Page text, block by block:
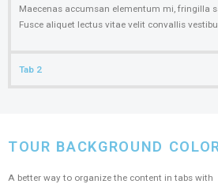
Maecenas accumsan elementum mi, fringilla
Fusce aliquet lectus vitae velit convallis
Tab 2
TOUR BACKGROUND
A better way to organize the content in tabs with